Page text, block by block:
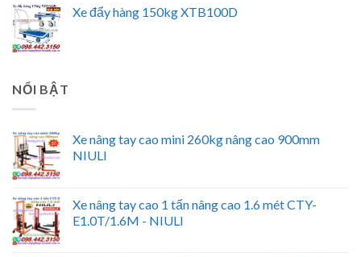
Xe đẩy hàng 150kg XTB100D
NỔI BẬT
Xe nâng tay cao mini 260kg nâng cao 900mm
NIULI
Xe nâng tay cao 1 tấn nâng cao 1.6 mét CTY-
E1.0T/1.6M - NIULI